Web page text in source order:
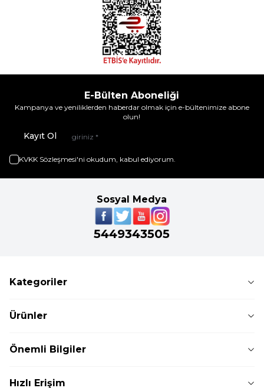
E-Bülten Aboneliği
Kampanya ve yeniliklerden haberdar olmak için e-bültenimize abone
olun!
Kayıt Ol
KVKK Sözleşmesi'ni okudum, kabul ediyorum.
Sosyal Medya
5449343505
Kategoriler
Ürünler
Önemli Bilgiler
Hızlı Erişim